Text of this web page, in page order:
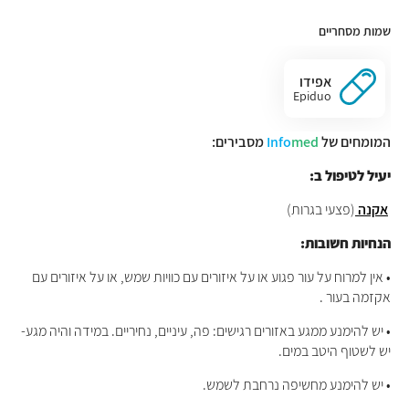
שמות מסחריים
אפידו
Epiduo
המומחים של Infomed מסבירים:
יעיל לטיפול ב:
אקנה(פצעי בגרות)
הנחיות חשובות:
• אין למרוח על עור פגוע או על איזורים עם כוויות שמש, או על איזורים עם
אקזמה בעור .
• יש להימנע ממגע באזורים רגישים: פה, עיניים, נחיריים. במידה והיה מגע-
יש לשטוף היטב במים.
• יש להימנע מחשיפה נרחבת לשמש.